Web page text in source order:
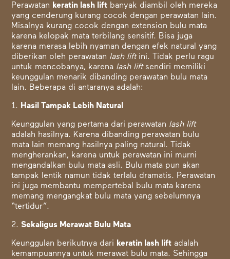
Perawatan keratin lash lift banyak diambil oleh mereka
yang cenderung kurang cocok dengan perawatan lain.
Misalnya kurang cocok dengan extension bulu mata
karena kelopak mata terbilang sensitif. Bisa juga
karena merasa lebih nyaman dengan efek natural yang
diberikan oleh perawatan lash liftini. Tidak perlu ragu
untuk mencobanya, karena lash liftsendiri memiliki
keunggulan menarik dibanding perawatan bulu mata
lain. Beberapa di antaranya adalah:
1. Hasil Tampak Lebih Natural
Keunggulan yang pertama dari perawatan lash lift
adalah hasilnya. Karena dibanding perawatan bulu
mata lain memang hasilnya paling natural. Tidak
mengherankan, karena untuk perawatan ini murni
mengandalkan bulu mata asli. Bulu mata pun akan
tampak lentik namun tidak terlalu dramatis. Perawatan
ini juga membantu mempertebal bulu mata karena
memang mengangkat bulu mata yang sebelumnya
“tertidur”.
2.Sekaligus Merawat Bulu Mata
Keunggulan berikutnya dari keratin lash lift adalah
kemampuannya untuk merawat bulu mata. Sehingga